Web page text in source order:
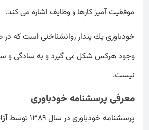
موفقیت آمیز کارها و وظایف اشاره می کند.
خودباوری يك پندار روانشناختی است كه
وجود هركس شكل می گيرد و به سادگی و
نيست.
معرفی پرسشنامه خودباوری
پرسشنامه خودباوری در سال 1389 توسط